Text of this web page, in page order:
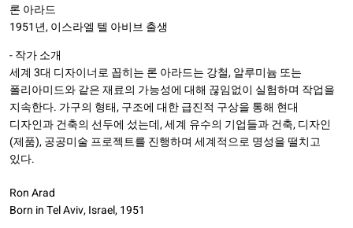
론 아라드
1951년, 이스라엘 텔 아비브 출생
- 작가 소개
세계 3대 디자이너로 꼽히는 론 아라드는 강철, 알루미늄 또는
폴리아미드와 같은 재료의 가능성에 대해 끊임없이 실험하며 작업을
지속한다. 가구의 형태, 구조에 대한 급진적 구상을 통해 현대
디자인과 건축의 선두에 섰는데, 세계 유수의 기업들과 건축, 디자인
(제품), 공공미술 프로젝트를 진행하며 세계적으로 명성을 떨치고
있다.
Ron Arad
Born in Tel Aviv, Israel, 1951